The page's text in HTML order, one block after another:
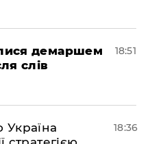
демаршем
слів
18:51
18:36